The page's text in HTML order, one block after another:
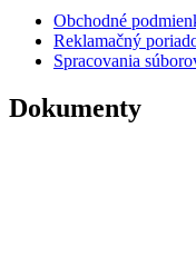
Obchodné
Reklamačný
Spracovania
Dokumenty